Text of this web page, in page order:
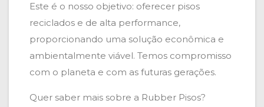
Este é o nosso objetivo: oferecer pisos
reciclados e de alta performance,
proporcionando uma solução econômica e
ambientalmente viável. Temos compromisso
com o planeta e com as futuras gerações.
Quer saber mais sobre a Rubber Pisos?